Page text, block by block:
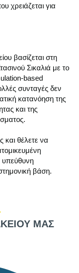
χρειάζεται για
βασίζεται στη
Σικαλιά με το
based
συνταγές δεν
κατανόηση της
και της
και θέλετε να
υπεύθυνη
βάση.
ΜΑΣ